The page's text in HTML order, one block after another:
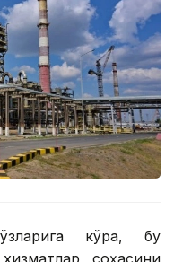
кўра, бу
соҳасини